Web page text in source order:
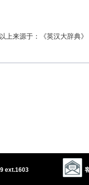
以上来源于：《英汉大辞典》
ext.1603